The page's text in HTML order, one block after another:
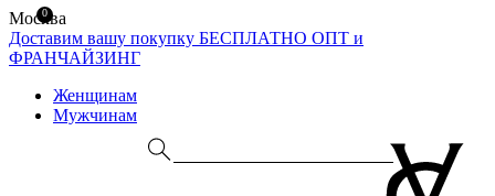
Москва
Доставим вашу покупку БЕСПЛАТНО ОПТ и
ФРАНЧАЙЗИНГ
Женщинам
Мужчинам
0